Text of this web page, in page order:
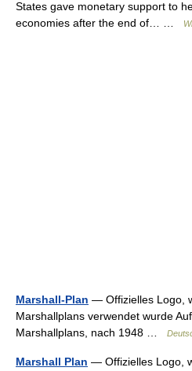
States gave monetary support to
economies after the end of… …
Marshall-Plan — Offizielles Logo,
Marshallplans verwendet wurde
Marshallplans, nach 1948 …
Marshall Plan — Offizielles Logo,